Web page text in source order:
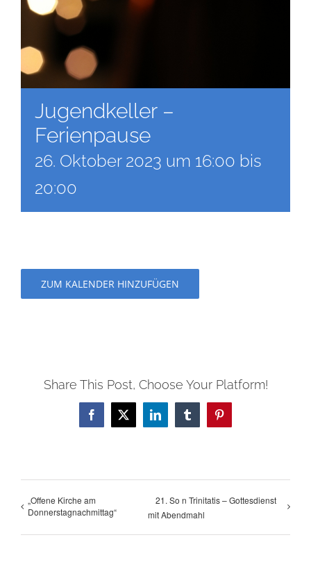
Jugendkeller –
Ferienpause
26. Oktober 2023 um 16:00 bis
20:00
ZUM KALENDER HINZUFÜGEN
Share This Post, Choose Your Platform!
Facebook
X LinkedInTumblrPinterest
„Offene Kirche am
Donnerstagnachmittag“
21. So n Trinitatis – Gottesdienst
mit Abendmahl